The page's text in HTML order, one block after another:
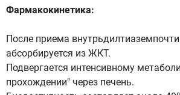
Фармакокинетика:
После приема
абсорбируется из ЖКТ.
Подвергается интенсивному
прохождении" через печень.